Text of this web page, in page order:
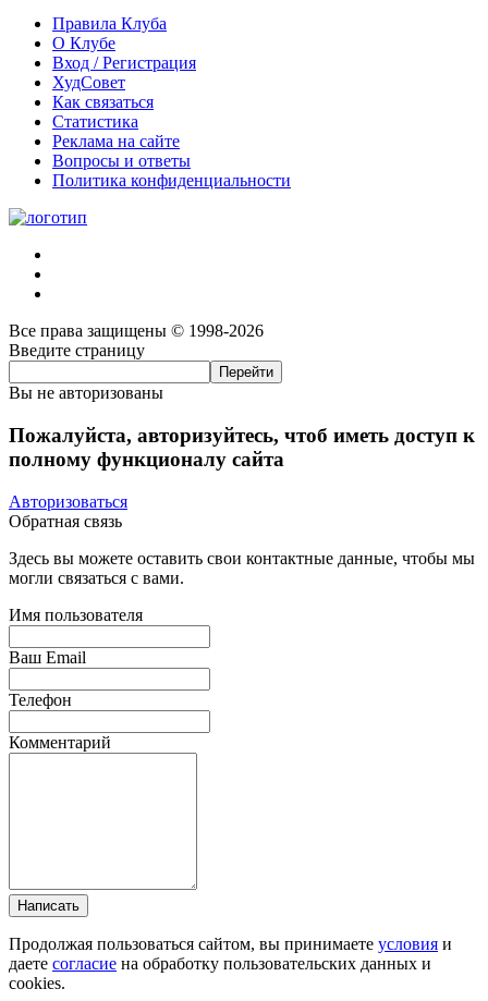
Правила Клуба
О Клубе
Вход / Регистрация
ХудСовет
Как связаться
Статистика
Реклама на сайте
Вопросы и ответы
Политика конфиденциальности
Все права защищены © 1998-2026
Введите страницу
Вы не авторизованы
Пожалуйста, авторизуйтесь, чтоб иметь доступ к
полному функционалу сайта
Авторизоваться
Обратная связь
Здесь вы можете оставить свои контактные данные, чтобы мы
могли связаться с вами.
Имя пользователя
Ваш Email
Телефон
Комментарий
Написать
Продолжая пользоваться сайтом, вы принимаете условия и
даете согласие на обработку пользовательских данных и
cookies.